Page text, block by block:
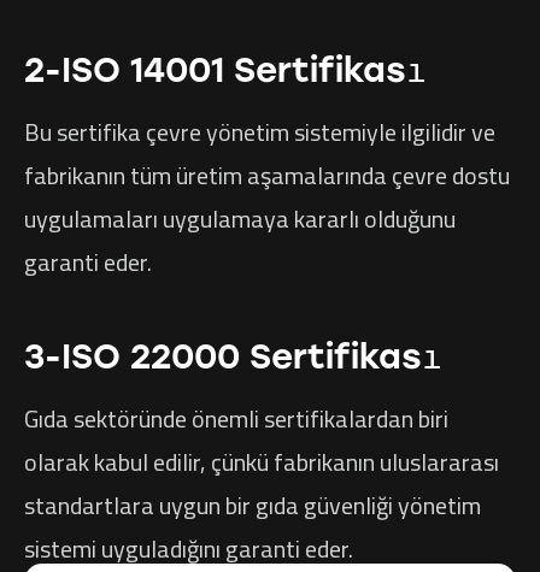
2-ISO 14001 Sertifikası
Bu sertifika çevre yönetim sistemiyle ilgilidir ve
fabrikanın tüm üretim aşamalarında çevre dostu
uygulamaları uygulamaya kararlı olduğunu
garanti eder.
3-ISO 22000 Sertifikası
Gıda sektöründe önemli sertifikalardan biri
olarak kabul edilir, çünkü fabrikanın uluslararası
standartlara uygun bir gıda güvenliği yönetim
sistemi uyguladığını garanti eder.